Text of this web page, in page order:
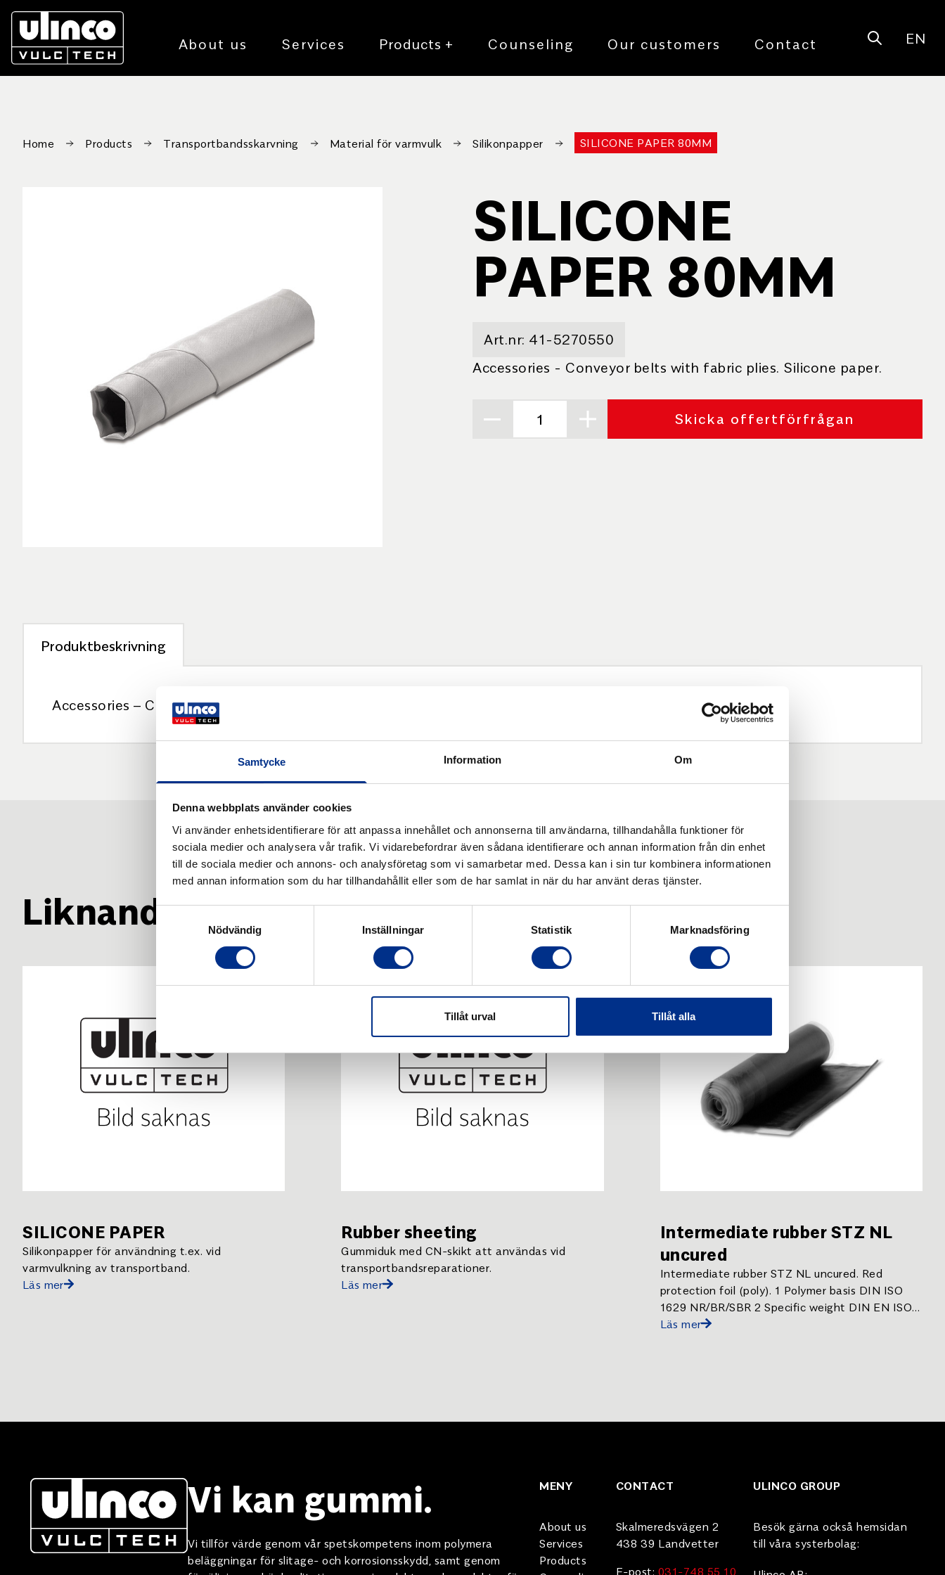
Samtycke Information Om
Denna webbplats använder cookies
Vi använder enhetsidentifierare för att anpassa innehållet och annonserna till användarna, tillhandahålla funktioner för
sociala medier och analysera vår trafik. Vi vidarebefordrar även sådana identifierare och annan information från din enhet
till de sociala medier och annons- och analysföretag som vi samarbetar med. Dessa kan i sin tur kombinera informationen
med annan information som du har tillhandahållit eller som de har samlat in när du har använt deras tjänster.
Nödvändig
Inställningar Statistik Marknadsföring
Tillåt urval Tillåt alla
About us Services Products + Counseling Our customers Contact OpenEN
Home Products Transportbandsskarvning Material för varmvulk Silikonpapper SILICONE PAPER 80MM
SILICONE
PAPER 80MM
Art.nr: 41-5270550
Accessories - Conveyor belts with fabric plies. Silicone paper.
Skicka offertförfrågan
Produktbeskrivning
Accessories – Conveyor belts with fabric plies. Silicone paper.
Liknande produkter
SILICONE PAPER
Silikonpapper för användning t.ex. vid
varmvulkning av transportband.
Läs mer
Rubber sheeting
Gummiduk med CN-skikt att användas vid
transportbandsreparationer.
Läs mer
Intermediate rubber STZ NL
uncured
Intermediate rubber STZ NL uncured. Red
protection foil (poly). 1 Polymer basis DIN ISO
1629 NR/BR/SBR 2 Specific weight DIN EN ISO
1183-1 1.18 g/cm³ 3 Hardness DIN ISO 7619-1
Läs mer
Vi kan gummi.
Vi tillför värde genom vår spetskompetens inom polymera
beläggningar för slitage- och korrosionsskydd, samt genom
MENY
About us
Services
Products
CONTACT
Skalmeredsvägen 2
438 39 Landvetter
E-post: 031-748 55 10
ULINCO GROUP
Besök gärna också hemsidan
till våra systerbolag: